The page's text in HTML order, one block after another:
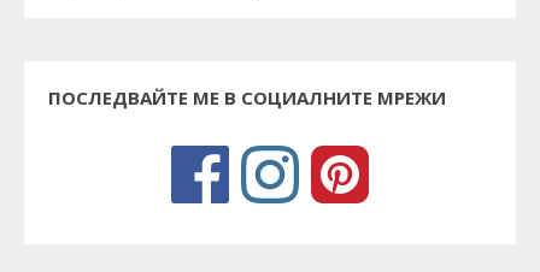
ПОСЛЕДВАЙТЕ МЕ В СОЦИАЛНИТЕ МРЕЖИ